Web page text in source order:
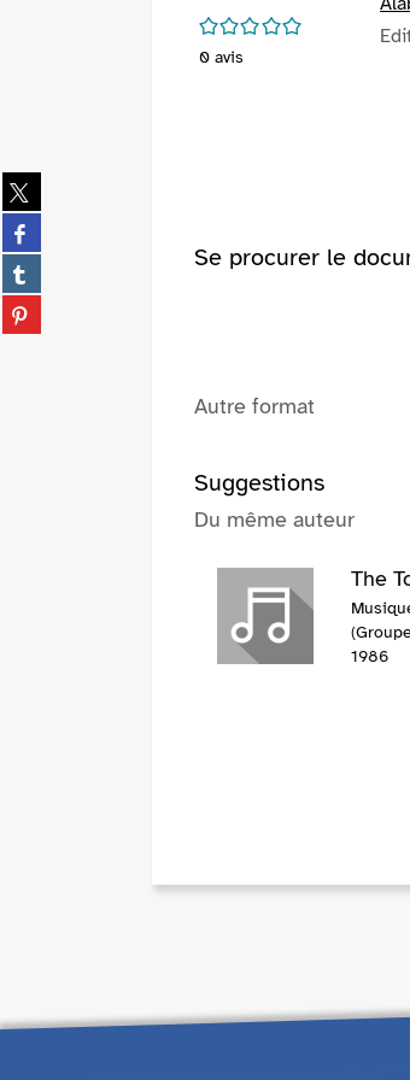
Partager
sur
twitter
(Nouvelle
fenêtre)
Partager
sur
facebook
(Nouvelle
fenêtre)
Partager
sur
tumblr
Partager
sur
/5
0 avis
Se procurer le
Autre format
Suggestions
Du même auteur
The
1986